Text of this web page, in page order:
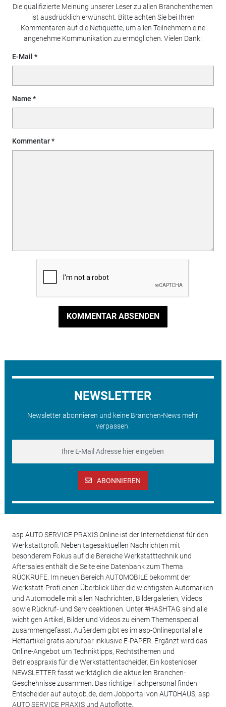
Die qualifizierte Meinung unserer Leser zu allen Branchenthemen
ist ausdrücklich erwünscht. Bitte achten Sie bei Ihren
Kommentaren auf die Netiquette, um allen Teilnehmern eine
angenehme Kommunikation zu ermöglichen. Vielen Dank!
E-Mail
Name
Kommentar
KOMMENTAR ABSENDEN
NEWSLETTER
Newsletter abonnieren und keine Branchen-News mehr
verpassen.
ABONNIEREN
asp AUTO SERVICE PRAXIS Online ist der Internetdienst für den
Werkstattprofi. Neben tagesaktuellen Nachrichten mit
besonderem Fokus auf die Bereiche Werkstatttechnik und
Aftersales enthält die Seite eine Datenbank zum Thema
RÜCKRUFE. Im neuen Bereich AUTOMOBILE bekommt der
Werkstatt-Profi einen Überblick über die wichtigsten Automarken
und Automodelle mit allen Nachrichten, Bildergalerien, Videos
sowie Rückruf- und Serviceaktionen. Unter #HASHTAG sind alle
wichtigen Artikel, Bilder und Videos zu einem Themenspecial
zusammengefasst. Außerdem gibt es im asp-Onlineportal alle
Heftartikel gratis abrufbar inklusive E-PAPER. Ergänzt wird das
Online-Angebot um Techniktipps, Rechtsthemen und
Betriebspraxis für die Werkstattentscheider. Ein kostenloser
NEWSLETTER fasst werktäglich die aktuellen Branchen-
Geschehnisse zusammen. Das richtige Fachpersonal finden
Entscheider auf autojob.de, dem Jobportal von AUTOHAUS, asp
AUTO SERVICE PRAXIS und Autoflotte.